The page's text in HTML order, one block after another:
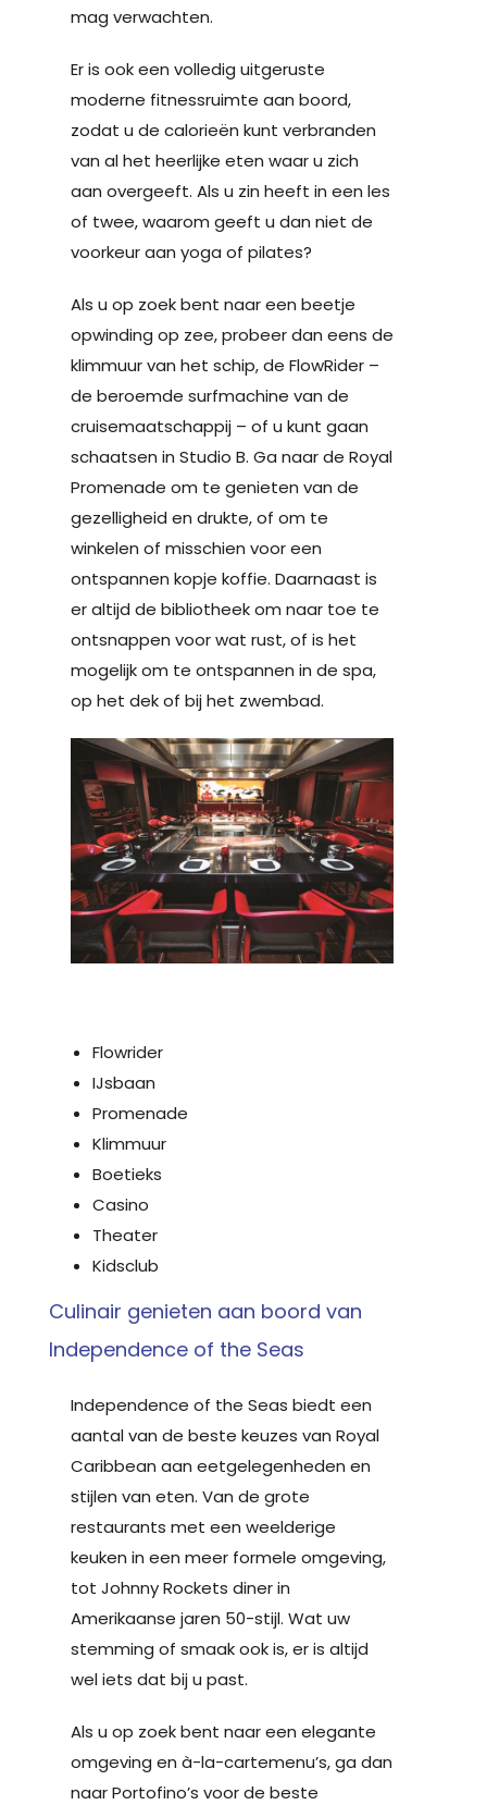
mag verwachten.
Er is ook een volledig uitgeruste
moderne fitnessruimte aan boord,
zodat u de calorieën kunt verbranden
van al het heerlijke eten waar u zich
aan overgeeft. Als u zin ​​heeft in een les
of twee, waarom geeft u dan niet de
voorkeur aan yoga of pilates?
Als u op zoek bent naar een beetje
opwinding op zee, probeer dan eens de
klimmuur van het schip, de FlowRider –
de beroemde surfmachine van de
cruisemaatschappij – of u kunt gaan
schaatsen in Studio B. Ga naar de Royal
Promenade om te genieten van de
gezelligheid en drukte, of om te
winkelen of misschien voor een
ontspannen kopje koffie. Daarnaast is
er altijd de bibliotheek om naar toe te
ontsnappen voor wat rust, of is het
mogelijk om te ontspannen in de spa,
op het dek of bij het zwembad.
Flowrider
IJsbaan
Promenade
Klimmuur
Boetieks
Casino
Theater
Kidsclub
Culinair genieten aan boord van
Independence of the Seas
Independence of the Seas biedt een
aantal van de beste keuzes van Royal
Caribbean aan eetgelegenheden en
stijlen van eten. Van de grote
restaurants met een weelderige
keuken in een meer formele omgeving,
tot Johnny Rockets diner in
Amerikaanse jaren 50-stijl. Wat uw
stemming of smaak ook is, er is altijd
wel iets dat bij u past.
Als u op zoek bent naar een elegante
omgeving en à-la-cartemenu’s, ga dan
naar Portofino’s voor de beste